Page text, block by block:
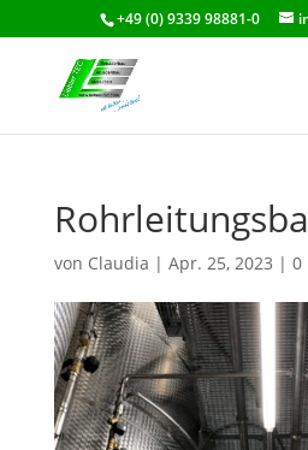
+49 (0) 9339 98881-0
von Claudia | Apr. 25, 2023 | 0